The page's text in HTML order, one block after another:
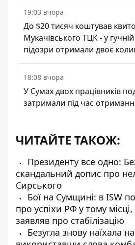
19:03 вчора
До $20 тисяч коштував
Мукачівського ТЦК - у
підозри отримали двоє
18:08 вчора
У Сумах двох працівників
затримали під час
ЧИТАЙТЕ ТАКОЖ:
Президенту все одно:
скандальний допис про
Сирського
Бої на Сумщині: в ISW
про успіхи РФ у тому
заявляв про стабілізацію
Безугла знову наїхала